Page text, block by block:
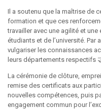
Il a soutenu que la maîtrise de
formation et que ces
travailler avec une agilité et
étudiants et de l’université. Par
vulgariser les connaissances
leurs départements respectifs
La cérémonie de clôture,
remise des certificats aux
nouvelles compétences, puis
engagement commun pour